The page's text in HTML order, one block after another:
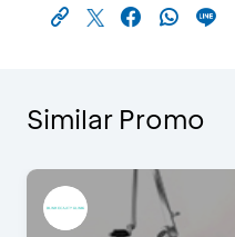
Similar Promo